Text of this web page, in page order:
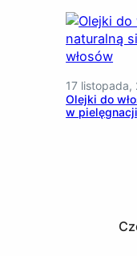
17 listopada,
Olejki do
w